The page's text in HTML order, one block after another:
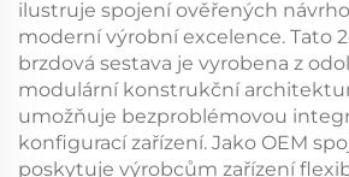
ilustruje spojení ověřených
moderní výrobní excelence. Tato
brzdová sestava je vyrobena z
modulární konstrukční
umožňuje bezproblémovou
konfigurací zařízení. Jako OEM
poskytuje výrobcům zařízení